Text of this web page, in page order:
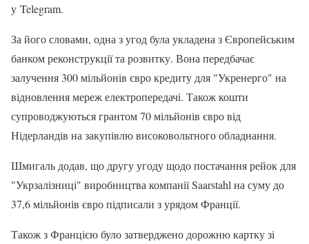
у Telegram.
За його словами, одна з угод була укладена з Європейським
банком реконструкції та розвитку. Вона передбачає
залучення 300 мільйонів євро кредиту для "Укренерго" на
відновлення мереж електропередачі. Також кошти
супроводжуються грантом 70 мільйонів євро від
Нідерландів на закупівлю високовольтного обладнання.
Шмигаль додав, що другу угоду щодо постачання рейок для
"Укрзалізниці" виробництва компанії Saarstahl на суму до
37,6 мільйонів євро підписали з урядом Франції.
Також з Францією було затверджено дорожню картку зі